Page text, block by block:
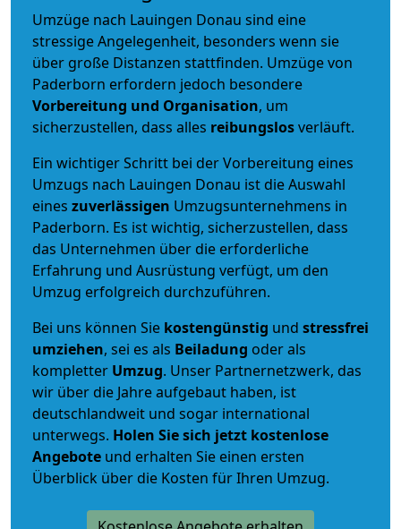
Umzüge nach Lauingen Donau sind eine
stressige Angelegenheit, besonders wenn sie
über große Distanzen stattfinden. Umzüge von
Paderborn erfordern jedoch besondere
Vorbereitung und Organisation, um
sicherzustellen, dass alles reibungslosverläuft.
Ein wichtiger Schritt bei der Vorbereitung eines
Umzugs nach Lauingen Donau ist die Auswahl
eines zuverlässigen Umzugsunternehmens in
Paderborn. Es ist wichtig, sicherzustellen, dass
das Unternehmen über die erforderliche
Erfahrung und Ausrüstung verfügt, um den
Umzug erfolgreich durchzuführen.
Bei uns können Sie kostengünstig und stressfrei
umziehen, sei es als Beiladung oder als
kompletter Umzug. Unser Partnernetzwerk, das
wir über die Jahre aufgebaut haben, ist
deutschlandweit und sogar international
unterwegs. Holen Sie sich jetzt kostenlose
Angebote und erhalten Sie einen ersten
Überblick über die Kosten für Ihren Umzug.